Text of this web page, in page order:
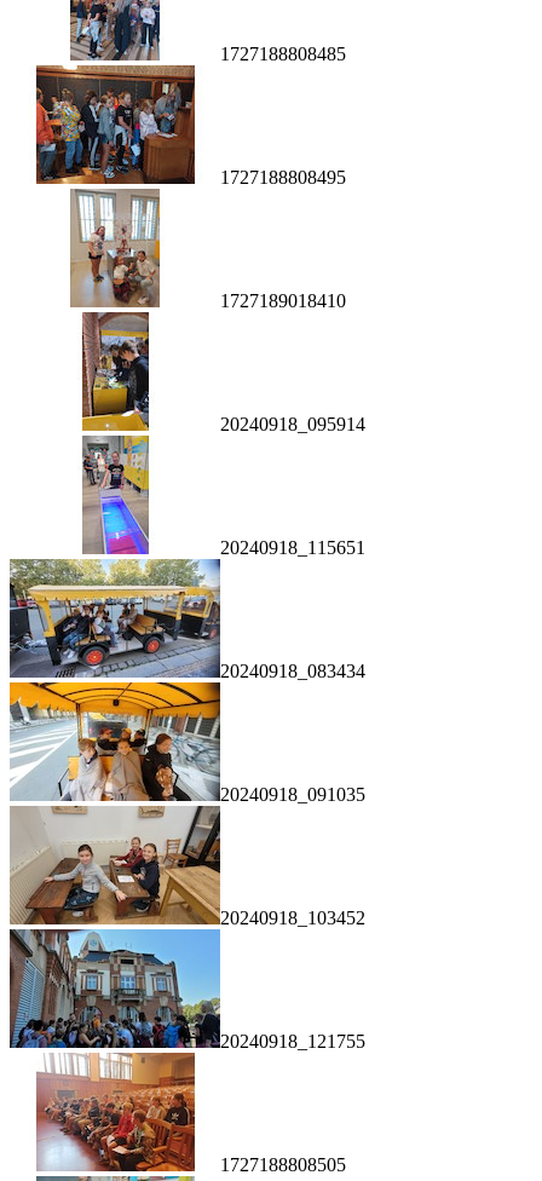
1727188808485
1727188808495
1727189018410
20240918_095914
20240918_115651
20240918_083434
20240918_091035
20240918_103452
20240918_121755
1727188808505